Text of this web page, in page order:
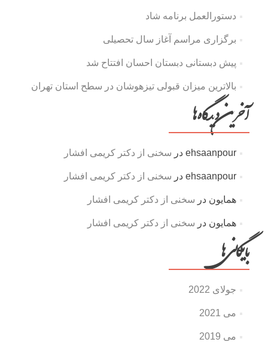
دستورالعمل برنامه شاد
برگزاری مراسم آغاز سال تحصیلی
پیش دبستانی دبستان احسان افتتاح شد
بالاترین میزان قبولی تیزهوشان در سطح استان تهران
آخرین دیدگاه‌ها
ehsaanpourدر سخنی از دکتر کریمی افشار
ehsaanpourدر سخنی از دکتر کریمی افشار
همایون در سخنی از دکتر کریمی افشار
همایون در سخنی از دکتر کریمی افشار
بایگانی‌ها
جولای 2022
می 2021
می 2019